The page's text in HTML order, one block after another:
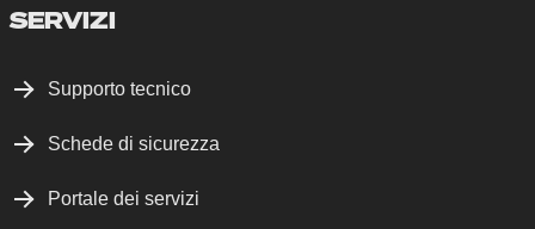
SERVIZI
Supporto tecnico
Schede di sicurezza
Portale dei servizi